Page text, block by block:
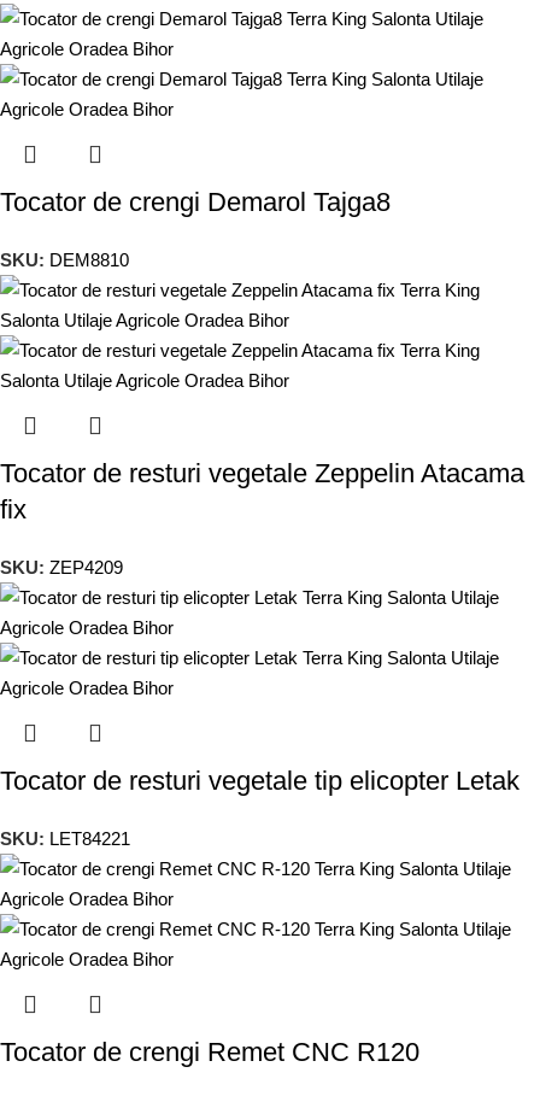
Tocator de crengi Demarol Tajga8
SKU: DEM8810
Tocator de resturi vegetale Zeppelin Atacama
fix
SKU: ZEP4209
Tocator de resturi vegetale tip elicopter Letak
SKU: LET84221
Tocator de crengi Remet CNC R120